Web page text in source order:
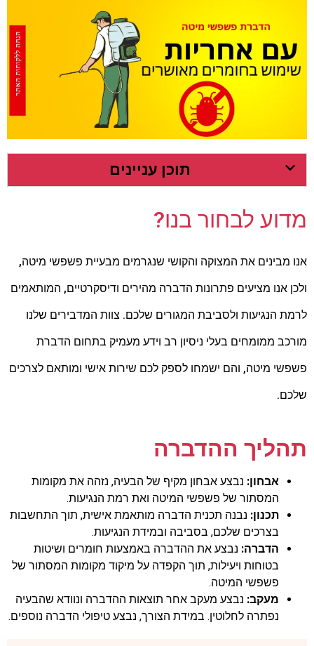
תוכן עניינים
מדוע לבחור בנו?
אנו מבינים את המצוקה והקושי שנגרמים מבעיית פשפשי מיטה,
ולכן אנו מציעים פתרונות הדברה מהירים ודיסקרטיים, המותאמים
לרמת הנגיעות ולסביבת המגורים שלכם. צוות המדבירים שלנו
מורכב ממומחים בעלי ניסיון רב וידע מעמיק בתחום הדברת
פשפשי מיטה, והם ישמחו לספק לכם שירות אישי ומותאם לצרכים
שלכם.
תהליך ההדברה
אבחון: נבצע אבחון מקיף של הבעיה, נזהה את מקומות
המסתור של פשפשי המיטה ואת רמת הנגיעות.
תכנון: נבנה תכנית הדברה מותאמת אישית, תוך התחשבות
בצרכים שלכם, בסביבה ובמידת הנגיעות.
הדברה: נבצע את ההדברה באמצעות חומרים ושיטות
בטוחות ויעילות, תוך הקפדה על מיקוד מקומות המסתור של
פשפשי המיטה.
מעקב: נבצע מעקב אחר תוצאות ההדברה ונוודא שהבעיה
נפתרה לחלוטין. במידת הצורך, נבצע טיפולי הדברה נוספים.